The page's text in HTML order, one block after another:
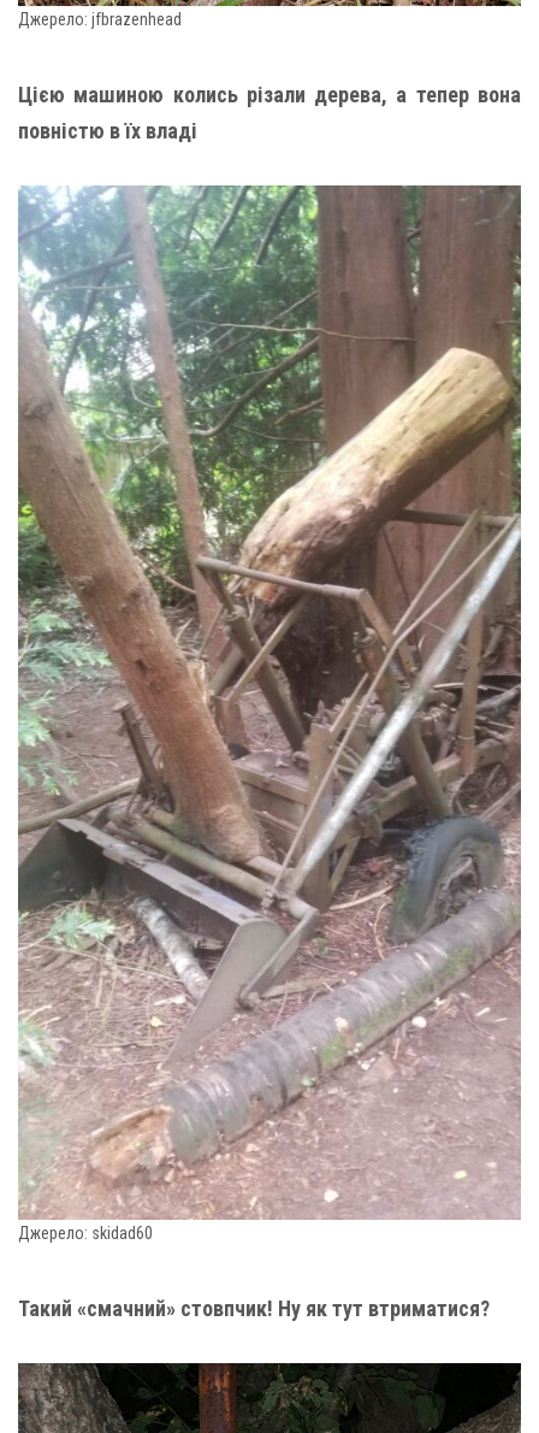
Джерело: jfbrazenhead
Цією машиною колись різали дерева, а тепер вона
повністю в їх владі
Джерело: skidad60
Такий «смачний» стовпчик! Ну як тут втриматися?